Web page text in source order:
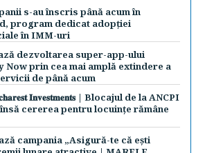
s-au înscris până acum în
program dedicat adopției
în IMM-uri
dezvoltarea super-app-ului
Now prin cea mai amplă extindere a
de până acum
𝐈𝐧𝐯𝐞𝐬𝐭𝐦𝐞𝐧𝐭𝐬 | Blocajul de la ANCPI
cererea pentru locuințe rămâne
campania „Asigură-te că ești